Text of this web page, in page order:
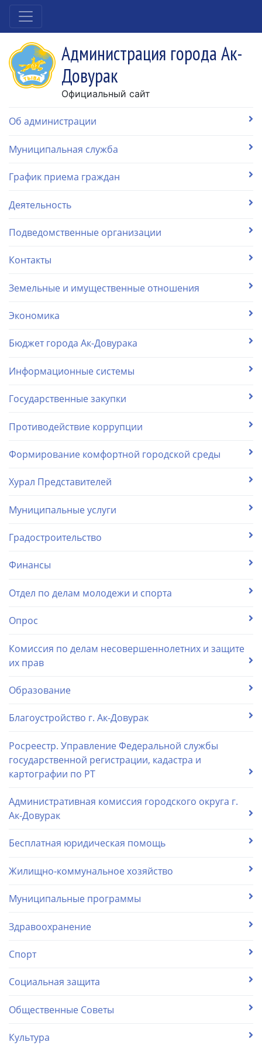
Администрация города Ак-
Довурак
Официальный сайт
Об администрации
Муниципальная служба
График приема граждан
Деятельность
Подведомственные организации
Контакты
Земельные и имущественные отношения
Экономика
Бюджет города Ак-Довурака
Информационные системы
Государственные закупки
Противодействие коррупции
Формирование комфортной городской среды
Хурал Представителей
Муниципальные услуги
Градостроительство
Финансы
Отдел по делам молодежи и спорта
Опрос
Комиссия по делам несовершеннолетних и защите
их прав
Образование
Благоустройство г. Ак-Довурак
Росреестр. Управление Федеральной службы
государственной регистрации, кадастра и
картографии по РТ
Административная комиссия городского округа г.
Ак-Довурак
Бесплатная юридическая помощь
Жилищно-коммунальное хозяйство
Муниципальные программы
Здравоохранение
Спорт
Социальная защита
Общественные Советы
Культура